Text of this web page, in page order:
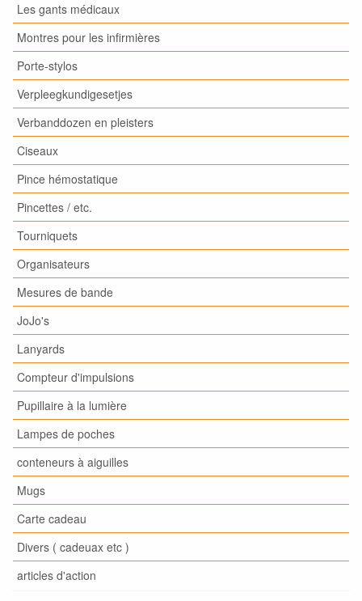
Les gants médicaux
Montres pour les infirmières
Porte-stylos
Verpleegkundigesetjes
Verbanddozen en pleisters
Ciseaux
Pince hémostatique
Pincettes / etc.
Tourniquets
Organisateurs
Mesures de bande
JoJo's
Lanyards
Compteur d'impulsions
Pupillaire à la lumière
Lampes de poches
conteneurs à aiguilles
Mugs
Carte cadeau
Divers ( cadeuax etc )
articles d'action